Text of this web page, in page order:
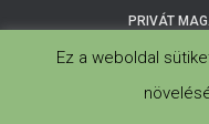
PRIVÁT
Ez a weboldal